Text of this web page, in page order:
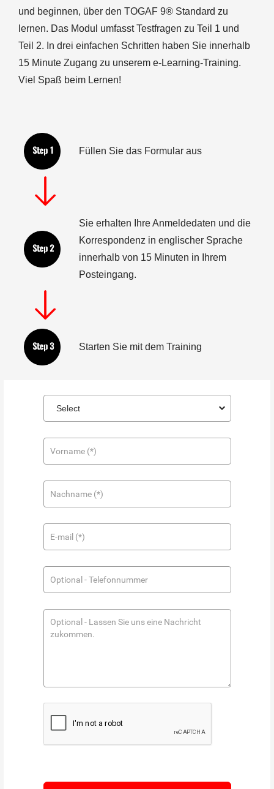
und beginnen, über den TOGAF 9® Standard zu
lernen. Das Modul umfasst Testfragen zu Teil 1 und
Teil 2. In drei einfachen Schritten haben Sie innerhalb
15 Minute Zugang zu unserem e-Learning-Training.
Viel Spaß beim Lernen!
Füllen Sie das Formular aus
Sie erhalten Ihre Anmeldedaten und die
Korrespondenz in englischer Sprache
innerhalb von 15 Minuten in Ihrem
Posteingang.
Starten Sie mit dem Training